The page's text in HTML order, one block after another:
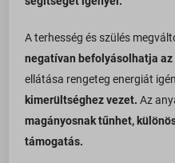
A terhesség és szülés
negatívan befolyásolhatja
ellátása rengeteg energiát
kimerültséghez vezet. Az
magányosnak tűnhet,
támogatás.